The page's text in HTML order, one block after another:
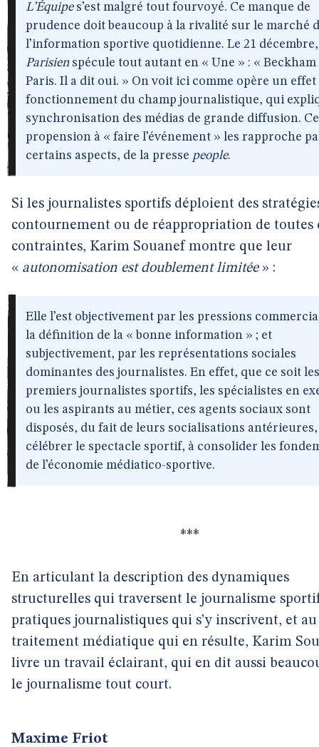
L’Équipes’est malgré tout fourvoyé. Ce manque de
prudence doit beaucoup à la rivalité sur le marché
l’information sportive quotidienne. Le 21
Parisienspécule tout autant en « Une » : « Beckham
Paris. Il a dit oui. » On voit ici comme opère un effet
fonctionnement du champ journalistique, qui
synchronisation des médias de grande diffusion.
propension à « faire l’événement » les rapproche
certains aspects, de la presse people.
Si les journalistes sportifs déploient des
contournement ou de réappropriation de toutes
contraintes, Karim Souanef montre que leur
« autonomisation est doublement limitée» :
Elle l’est objectivement par les pressions
la définition de la « bonne information » ; et
subjectivement, par les représentations sociales
dominantes des journalistes. En effet, que ce soit les
premiers journalistes sportifs, les spécialistes en
ou les aspirants au métier, ces agents sociaux sont
disposés, du fait de leurs socialisations antérieures,
célébrer le spectacle sportif, à consolider les
de l’économie médiatico-sportive.
***
En articulant la description des dynamiques
structurelles qui traversent le journalisme
pratiques journalistiques qui s’y inscrivent, et au
traitement médiatique qui en résulte, Karim
livre un travail éclairant, qui en dit aussi
le journalisme tout court.
Maxime Friot